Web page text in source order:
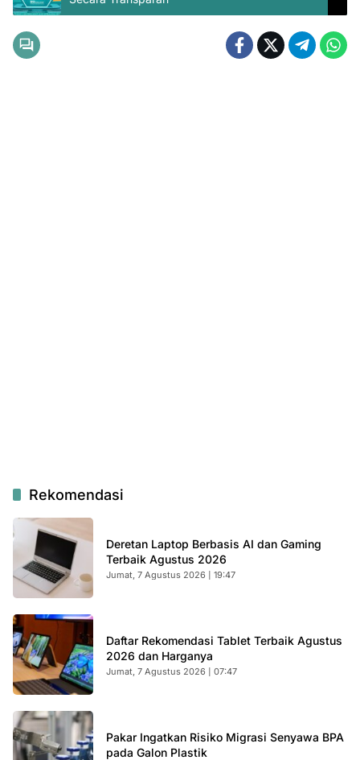
Rekomendasi
Deretan Laptop Berbasis AI dan Gaming
Terbaik Agustus 2026
Jumat, 7 Agustus 2026 | 19:47
Daftar Rekomendasi Tablet Terbaik Agustus
2026 dan Harganya
Jumat, 7 Agustus 2026 | 07:47
Pakar Ingatkan Risiko Migrasi Senyawa BPA
pada Galon Plastik